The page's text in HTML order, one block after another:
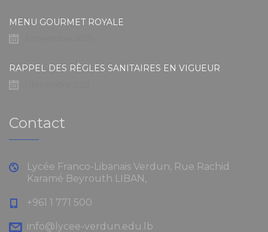
MENU GOURMET ROYALE
RAPPEL DES RÈGLES SANITAIRES EN VIGUEUR
Contact
Lycée Franco-Libanais Verdun, Rue Rachid
Karamé Beyrouth LIBAN,
+961 1 771 500
info@lycee-verdun.edu.lb